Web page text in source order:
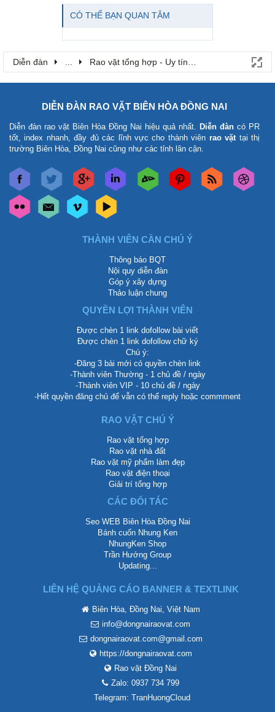
CÓ THỂ BẠN QUAN TÂM
Diễn đàn Rao vặt tổng hợp - Uy tín - Miễn phí
DIỄN ĐÀN RAO VẶT BIÊN HÒA ĐỒNG NAI
Diễn đàn rao vặt Biên Hòa Đồng Nai hiệu quả nhất. Diễn đàn có PR
tốt, index nhanh, đầy đủ các lĩnh vực cho thành viên rao vặt tại thị
trường Biên Hòa, Đồng Nai cũng như các tỉnh lân cận.
THÀNH VIÊN CẦN CHÚ Ý
Thông báo BQT
Nội quy diễn đàn
Góp ý xây dựng
Thảo luận chung
QUYỀN LỢI THÀNH VIÊN
Được chèn 1 link dofollow bài viết
Được chèn 1 link dofollow chữ ký
Chú ý:
-Đăng 3 bài mới có quyền chèn link
-Thành viên Thường - 1 chủ đề / ngày
-Thành viên VIP - 10 chủ đề / ngày
-Hết quyền đăng chủ để vẫn có thể reply hoặc commment
RAO VẶT CHÚ Ý
Rao vặt tổng hợp
Rao vặt nhà đất
Rao vặt mỹ phẩm làm đẹp
Rao vặt điện thoại
Giải trí tổng hợp
CÁC ĐỐI TÁC
Seo WEB Biên Hòa Đồng Nai
Bánh cuốn Nhung Ken
NhungKen Shop
Trần Hướng Group
Updating...
LIÊN HỆ QUẢNG CÁO BANNER & TEXTLINK
Biên Hòa, Đồng Nai, Việt Nam
info@dongnairaovat.com
dongnairaovat.com@gmail.com
https://dongnairaovat.com
Rao vặt Đồng Nai
Zalo: 0937 734 799
Telegram: TranHuongCloud